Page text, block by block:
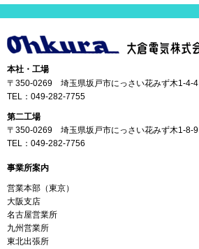
本社・工場
〒350-0269 埼玉県坂戸市にっさい花みず木1-4-4
TEL： 049-282-7755
第二工場
〒350-0269 埼玉県坂戸市にっさい花みず木1-8-9
TEL： 049-282-7756
事業所案内
営業本部（東京）
大阪支店
名古屋営業所
九州営業所
東北出張所